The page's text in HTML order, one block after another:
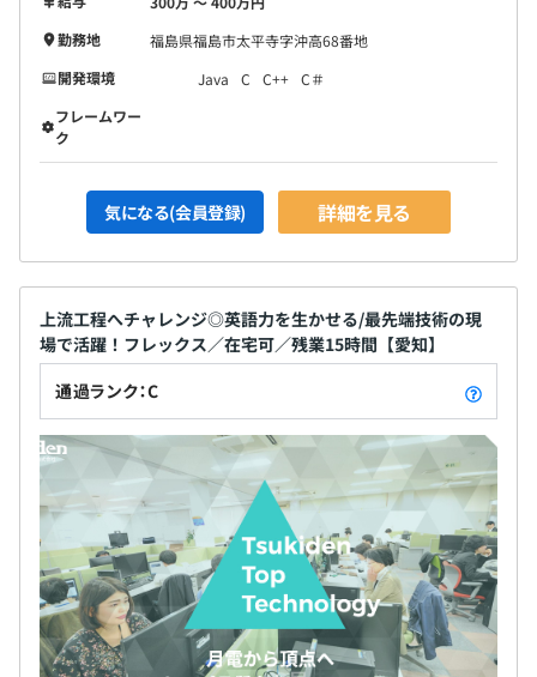
勤務地
福島県福島市太平寺字沖高68番地
開発環境
Java C C++ C＃
フレームワー
ク
気になる(会員登録) 詳細を見る
上流工程へチャレンジ◎英語力を生かせる/最先端技術の現
場で活躍！フレックス／在宅可／残業15時間【愛知】
通過ランク：C